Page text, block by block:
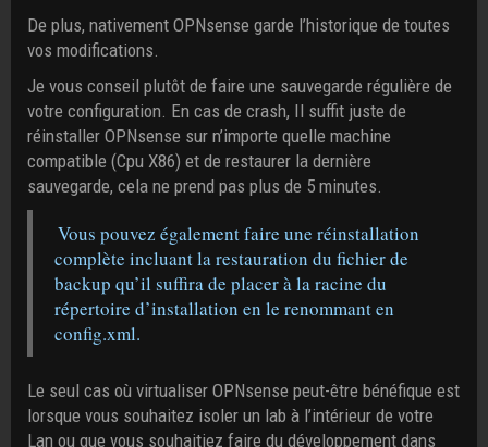
De plus, nativement OPNsense garde l’historique de toutes
vos modifications.
Je vous conseil plutôt de faire une sauvegarde régulière de
votre configuration. En cas de crash, Il suffit juste de
réinstaller OPNsense sur n’importe quelle machine
compatible (Cpu X86) et de restaurer la dernière
sauvegarde, cela ne prend pas plus de 5 minutes.
Vous pouvez également faire une réinstallation
complète incluant la restauration du fichier de
backup qu’il suffira de placer à la racine du
répertoire d’installation en le renommant en
config.xml.
Le seul cas où virtualiser OPNsense peut-être bénéfique est
lorsque vous souhaitez isoler un lab à l’intérieur de votre
Lan ou que vous souhaitiez faire du développement dans